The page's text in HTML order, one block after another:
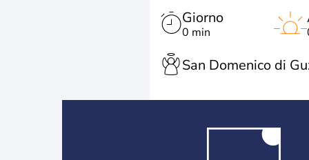
Giorno
0 min
San Domenico di